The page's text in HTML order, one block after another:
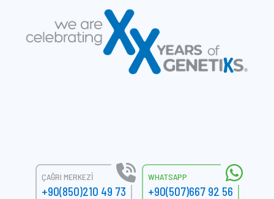
ÇAĞRI MERKEZI
+90(850)210 49 73
WHATSAPP
+90(507)667 92 56